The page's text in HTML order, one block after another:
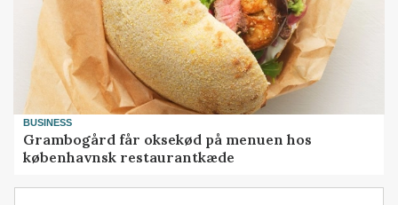
BUSINESS
Grambogård får oksekød på menuen hos
københavnsk restaurantkæde